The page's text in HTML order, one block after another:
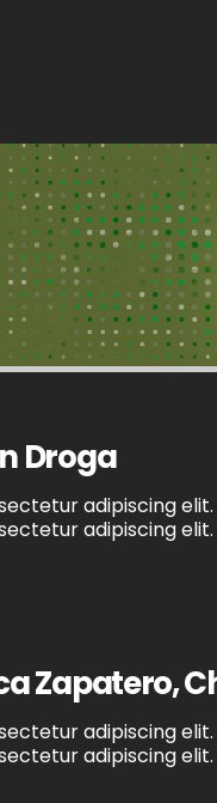
Droga
adipiscing
adipiscing
Zapatero,
adipiscing
adipiscing